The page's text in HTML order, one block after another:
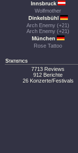
Innsbruck
Wolfmother
Dinkelsbühl
Arch Enemy (+21)
Arch Enemy (+21)
München
Rose Tattoo
Statistics
7713 Reviews
912 Berichte
26 Konzerte/Festivals